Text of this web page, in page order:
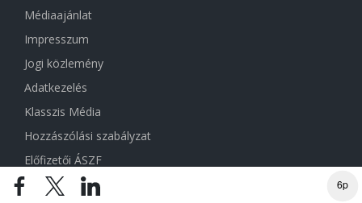
6p
Médiaajánlat
Impresszum
Jogi közlemény
Adatkezelés
Klasszis Média
Hozzászólási szabályzat
Előfizetői ÁSZF
Sütibeállítások